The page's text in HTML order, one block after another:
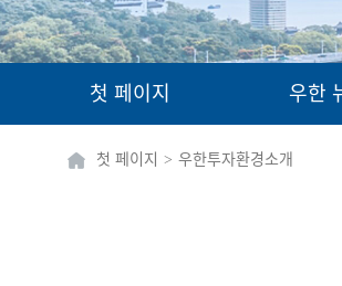
첫 페이지 우한
첫 페이지 > 우한투자환경소개